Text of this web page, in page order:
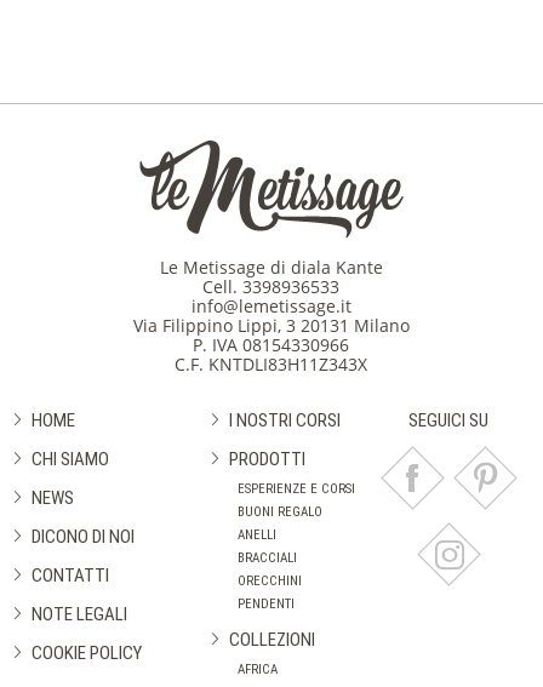
Le Metissage di diala Kante
Cell.3398936533
info@lemetissage.it
Via Filippino Lippi, 3 20131 Milano
P. IVA 08154330966
C.F. KNTDLI83H11Z343X
HOME
CHI SIAMO
NEWS
DICONO DI NOI
CONTATTI
NOTE LEGALI
COOKIE POLICY
I NOSTRI CORSI
PRODOTTI
ESPERIENZE E CORSI
BUONI REGALO
ANELLI
BRACCIALI
ORECCHINI
PENDENTI
COLLEZIONI
AFRICA
SEGUICI SU